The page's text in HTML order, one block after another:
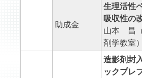
助成金
生理活性
吸収性の
山本 昌
剤学教室）
造影剤封
ックプレ